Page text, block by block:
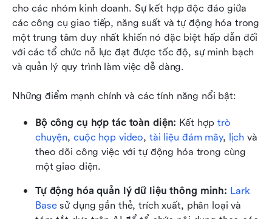
cho các nhóm kinh doanh. Sự kết hợp độc đáo giữa
các công cụ giao tiếp, năng suất và tự động hóa trong
một trung tâm duy nhất khiến nó đặc biệt hấp dẫn đối
với các tổ chức nỗ lực đạt được tốc độ, sự minh bạch
và quản lý quy trình làm việc dễ dàng.
Những điểm mạnh chính và các tính năng nổi bật:
Bộ công cụ hợp tác toàn diện: Kết hợp trò
chuyện, cuộc họp video, tài liệu đám mây, lịch và
theo dõi công việc với tự động hóa trong cùng
một giao diện.
Tự động hóa quản lý dữ liệu thông minh: Lark
Base sử dụng gắn thẻ, trích xuất, phân loại và